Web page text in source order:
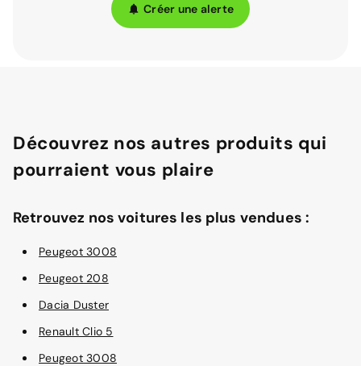
Créer une alerte
Découvrez nos autres produits qui
pourraient vous plaire
Retrouvez nos voitures les plus vendues :
Peugeot 3008
Peugeot 208
Dacia Duster
Renault Clio 5
Peugeot 3008